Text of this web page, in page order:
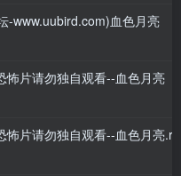
-www.uubird.com)血色月亮
怖片请勿独自观看--血色月亮
怖片请勿独自观看--血色月亮